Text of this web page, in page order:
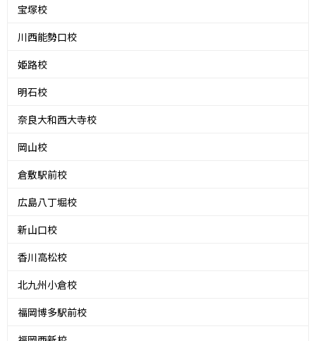
宝塚校
川西能勢口校
姫路校
明石校
奈良大和西大寺校
岡山校
倉敷駅前校
広島八丁堀校
新山口校
香川高松校
北九州小倉校
福岡博多駅前校